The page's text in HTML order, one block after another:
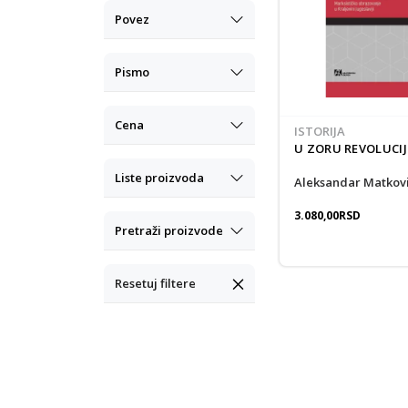
Resetuj filtere
Povez
Pismo
Cena
Liste proizvoda
Pretraži proizvode
ISTORIJA
U ZORU
Aleksandar
3.080,00RSD